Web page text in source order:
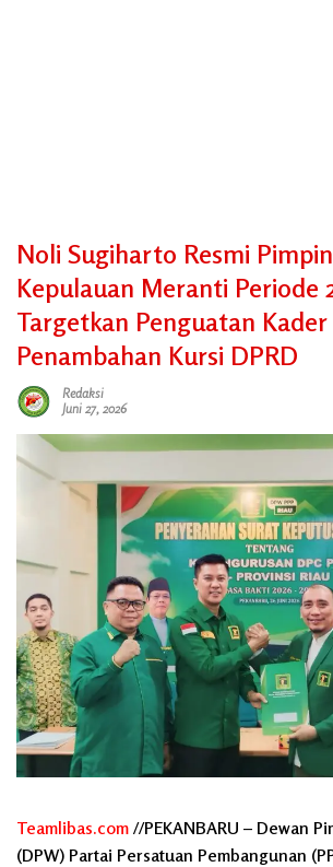
Noli Sugiharto Resmi
Kepulauan Meranti Periode
Targetkan Penguatan
Penambahan Kursi DPRD
Redaksi
Juni 27, 2026
Teamlibas.com //PEKANBARU – Dewan
(DPW) Partai Persatuan Pembangunan